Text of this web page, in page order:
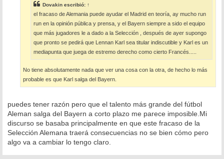
Dovakin escribió: ↑
el fracaso de Alemania puede ayudar el Madrid en teoría, ay mucho run
run en la opinión pública y prensa, y el Bayern siempre a sido el equipo
que más jugadores le a dado a la Selección , después de ayer supongo
que pronto se pedirá que Lennan Karl sea titular indiscutible y Karl es un
mediapunta que juega de estremo derecho como cierto Francés.....
No tiene absolutamente nada que ver una cosa con la otra, de hecho lo más
probable es que Karl salga del Bayern.
puedes tener razón pero que el talento más grande del fútbol
Aleman salga del Bayern a corto plazo me parece imposible.Mi
discurso se basaba principalmente en que este fracaso de la
Selección Alemana traerá consecuencias no se bien cómo pero
algo va a cambiar lo tengo claro.